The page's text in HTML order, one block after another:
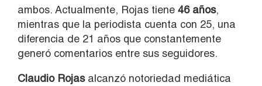
ambos. Actualmente, Rojas tiene 46 años,
mientras que la periodista cuenta con 25, una
diferencia de 21 años que constantemente
generó comentarios entre sus seguidores.
Claudio Rojasalcanzó notoriedad mediática